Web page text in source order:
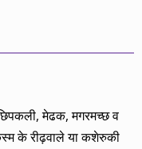
मेढक, मगरमच्छ व
के रीढ़वाले या कशेरुकी